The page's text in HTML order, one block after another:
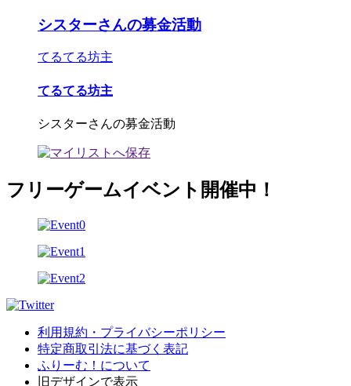
シスターさんの募金活動
てるてる坊主
てるてる坊主
シスターさんの募金活動
フリーゲームイベント開催中！
利用規約・プライバシーポリシー
特定商取引法に基づく表記
ふりーむ！について
旧デザインで表示